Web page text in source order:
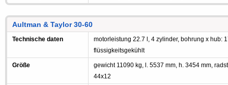
Aultman & Taylor 30-60
Technische daten
motorleistung 22.7 l, 4 zylinder, bohrung x hub:
flüssigkeitsgekühlt
Größe
gewicht 11090 kg, l. 5537 mm, h. 3454 mm,
44x12